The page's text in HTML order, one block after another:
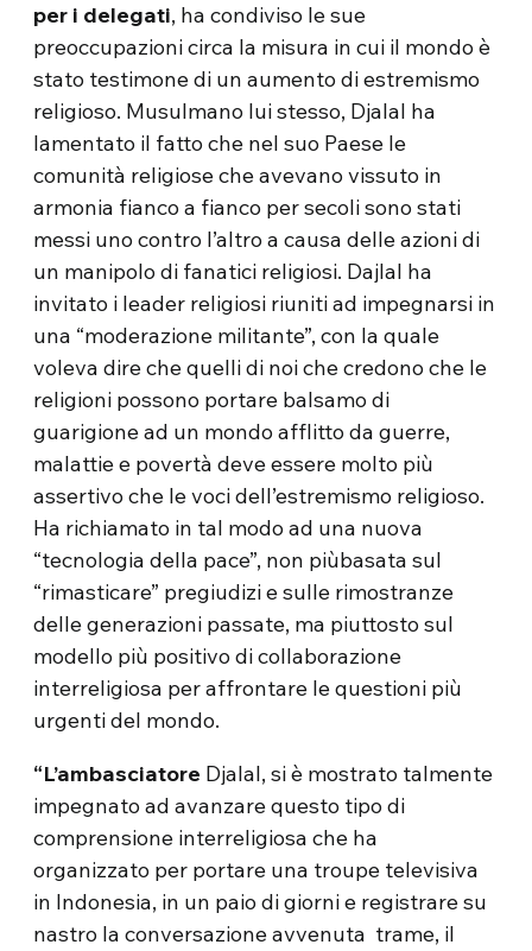
per i delegati, ha condiviso le sue
preoccupazioni circa la misura in cui il mondo è
stato testimone di un aumento di estremismo
religioso. Musulmano lui stesso, Djalal ha
lamentato il fatto che nel suo Paese le
comunità religiose che avevano vissuto in
armonia fianco a fianco per secoli sono stati
messi uno contro l’altro a causa delle azioni di
un manipolo di fanatici religiosi. Dajlal ha
invitato i leader religiosi riuniti ad impegnarsi in
una “moderazione militante”, con la quale
voleva dire che quelli di noi che credono che le
religioni possono portare balsamo di
guarigione ad un mondo afflitto da guerre,
malattie e povertà deve essere molto più
assertivo che le voci dell’estremismo religioso.
Ha richiamato in tal modo ad una nuova
“tecnologia della pace”, non piùbasata sul
“rimasticare” pregiudizi e sulle rimostranze
delle generazioni passate, ma piuttosto sul
modello più positivo di collaborazione
interreligiosa per affrontare le questioni più
urgenti del mondo.
“L’ambasciatore Djalal, si è mostrato talmente
impegnato ad avanzare questo tipo di
comprensione interreligiosa che ha
organizzato per portare una troupe televisiva
in Indonesia, in un paio di giorni e registrare su
nastro la conversazione avvenuta trame, il